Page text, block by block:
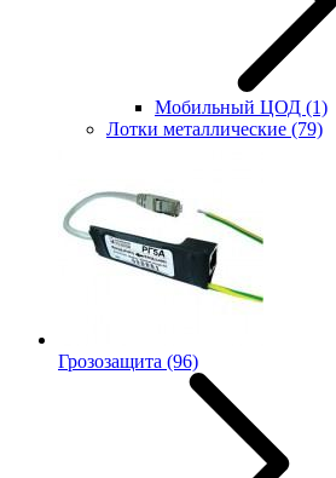
Мобильный ЦОД (1)
Лотки металлические (79)
Грозозащита (96)